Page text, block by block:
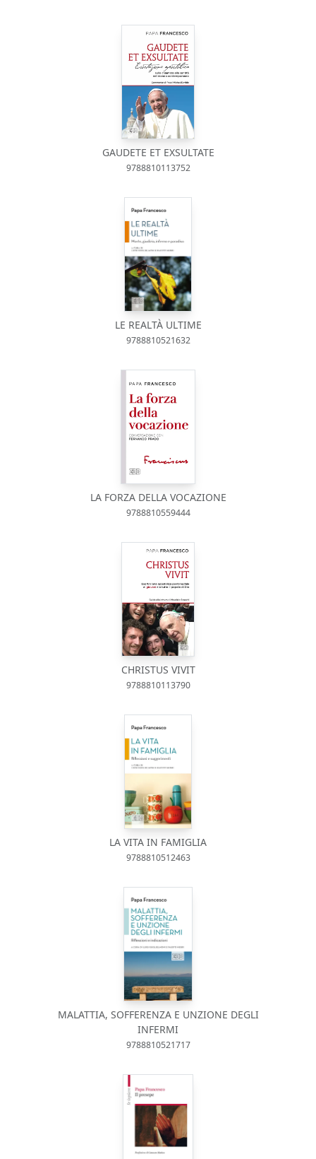
GAUDETE ET EXSULTATE
9788810113752
LE REALTÀ ULTIME
9788810521632
LA FORZA DELLA VOCAZIONE
9788810559444
CHRISTUS VIVIT
9788810113790
LA VITA IN FAMIGLIA
9788810512463
MALATTIA, SOFFERENZA E UNZIONE DEGLI
INFERMI
9788810521717